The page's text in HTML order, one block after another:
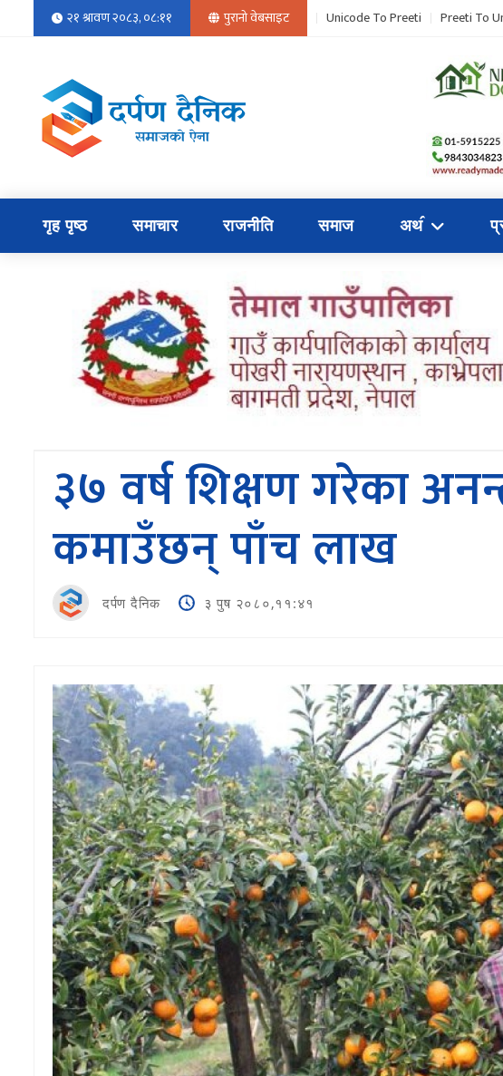
२१ श्रावण २०८३, ०८:११ पुरानो वेबसाइट Unicode To Preeti Preeti To
गृह पृष्ठ समाचार राजनीति समाज अथ॔
३७ वर्ष शिक्षण गरेका
कमाउँछन् पाँच लाख
दर्पण दैनिक ३ पुष २०८०,११:४१